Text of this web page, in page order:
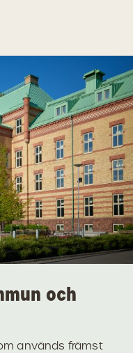
och
används främst